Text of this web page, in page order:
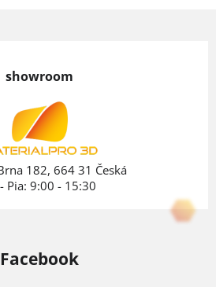
showroom
182, 664 31 Česká
Pia: 9:00 - 15:30
Facebook